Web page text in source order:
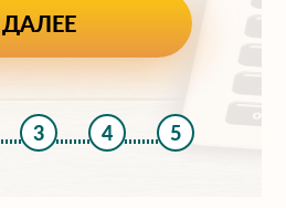
3 4 5